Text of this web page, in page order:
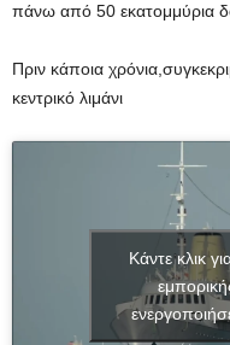
πάνω από 50 εκατομμύρια
Πριν κάποια
κεντρικό λιμάνι
Κάντε κλικ